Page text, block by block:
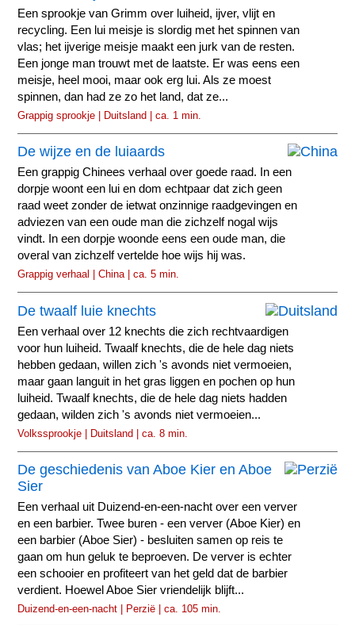
Een sprookje van Grimm over luiheid, ijver, vlijt en
recycling. Een lui meisje is slordig met het spinnen van
vlas; het ijverige meisje maakt een jurk van de resten.
Een jonge man trouwt met de laatste. Er was eens een
meisje, heel mooi, maar ook erg lui. Als ze moest
spinnen, dan had ze zo het land, dat ze...
Grappig sprookje | Duitsland | ca. 1 min.
De wijze en de luiaards
Een grappig Chinees verhaal over goede raad. In een
dorpje woont een lui en dom echtpaar dat zich geen
raad weet zonder de ietwat onzinnige raadgevingen en
adviezen van een oude man die zichzelf nogal wijs
vindt. In een dorpje woonde eens een oude man, die
overal van zichzelf vertelde hoe wijs hij was.
Grappig verhaal | China | ca. 5 min.
De twaalf luie knechts
Een verhaal over 12 knechts die zich rechtvaardigen
voor hun luiheid. Twaalf knechts, die de hele dag niets
hebben gedaan, willen zich 's avonds niet vermoeien,
maar gaan languit in het gras liggen en pochen op hun
luiheid. Twaalf knechts, die de hele dag niets hadden
gedaan, wilden zich 's avonds niet vermoeien...
Volkssprookje | Duitsland | ca. 8 min.
De geschiedenis van Aboe Kier en Aboe
Sier
Een verhaal uit Duizend-en-een-nacht over een verver
en een barbier. Twee buren - een verver (Aboe Kier) en
een barbier (Aboe Sier) - besluiten samen op reis te
gaan om hun geluk te beproeven. De verver is echter
een schooier en profiteert van het geld dat de barbier
verdient. Hoewel Aboe Sier vriendelijk blijft...
Duizend-en-een-nacht | Perzië | ca. 105 min.